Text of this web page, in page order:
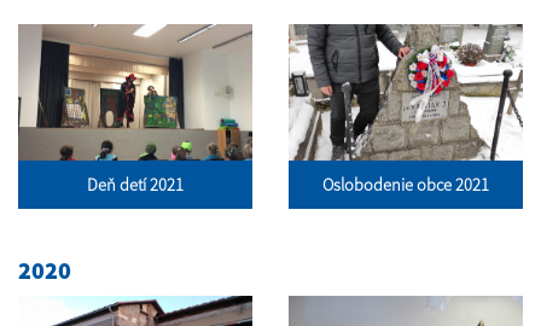
Deň detí 2021 Oslobodenie obce 2021
2020